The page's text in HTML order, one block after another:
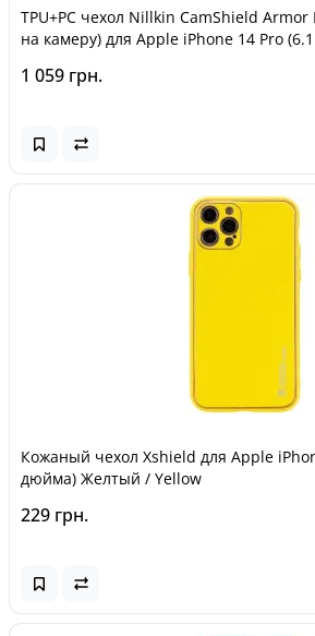
TPU+PC чехол Nillkin CamShield
на камеру) для Apple iPhone 14 Pro
1 059 грн.
Кожаный чехол Xshield для Apple
дюйма) Желтый / Yellow
229 грн.